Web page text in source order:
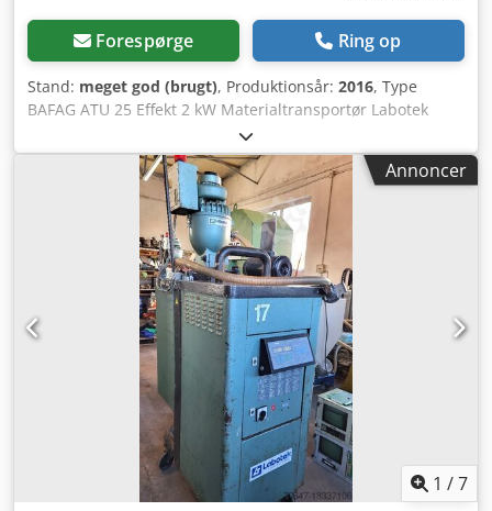
Forespørge Ring op
Stand: meget god (brugt), Produktionsår: 2016, Type
BAFAG ATU 25 Effekt 2 kW Materialtransportør Labotek
Dcedpfx Absuvg Dxj Rek Effekt 1,1 kW PRISREDUKTION FRA
950 TIL 850 EUR!!!
Annoncer
1 /7